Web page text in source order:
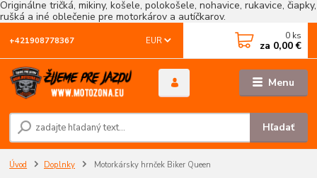
Originálne tričká, mikiny, košele, polokošele, nohavice, rukavice, čiapky,
rušká a iné oblečenie pre motorkárov a autíčkarov.
Menu
EUR
Hľadať
+421908778367 0 ks
za 0,00 €
Úvod Doplnky Motorkársky hrnček Biker Queen